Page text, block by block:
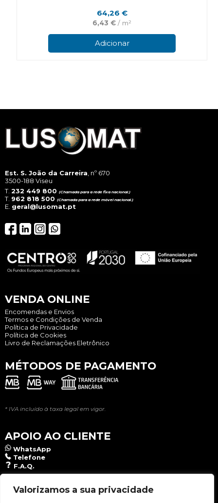
Valorizamos a sua privacidade
64,26 €
6,43€ / m²
Adicionar
Est. S. João da Carreira , nº 670
3500-188 Viseu
T. 232 449 800 (Chamada para a rede fixa nacional.)
T. 962 818 500 (Chamada para a rede móvel nacional.)
E. geral@lusomat.pt
VENDA ONLINE
Encomendas e Envios
Termos e Condições de Venda
Política de Privacidade
Política de Cookies
Livro de Reclamações Eletrônico
MÉTODOS DE PAGAMENTO
* IVA incluído à taxa legal em vigor.
APOIO AO CLIENTE
WhatsApp
Telefone
F.A.Q.
NEWSLETTER